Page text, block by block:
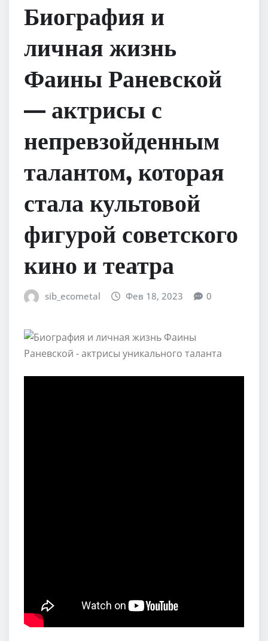
Биография и
личная жизнь
Фаины Раневской
— актрисы с
непревзойденным
талантом, которая
стала культовой
фигурой советского
кино и театра
sib_ecometal Фев 18, 2023 0